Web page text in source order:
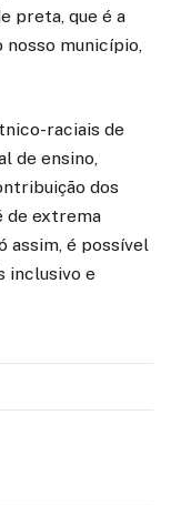
preta, que é a
nosso município,
raciais de
de ensino,
dos
de extrema
assim, é possível
inclusivo e